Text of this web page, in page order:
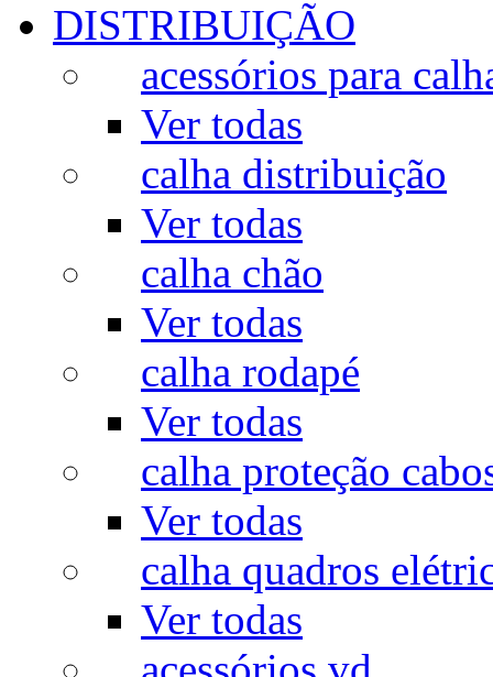
DISTRIBUIÇÃO
acessórios para
Ver todas
calha distribuição
Ver todas
calha chão
Ver todas
calha rodapé
Ver todas
calha proteção
Ver todas
calha quadros
Ver todas